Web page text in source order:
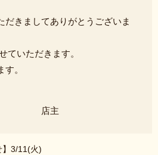
だきましてありがとうございま
ていただきます。
。
】3/11(火)